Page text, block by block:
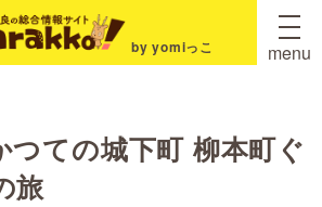
by yomiっこ menu
つての城下町 柳本町ぐ
旅